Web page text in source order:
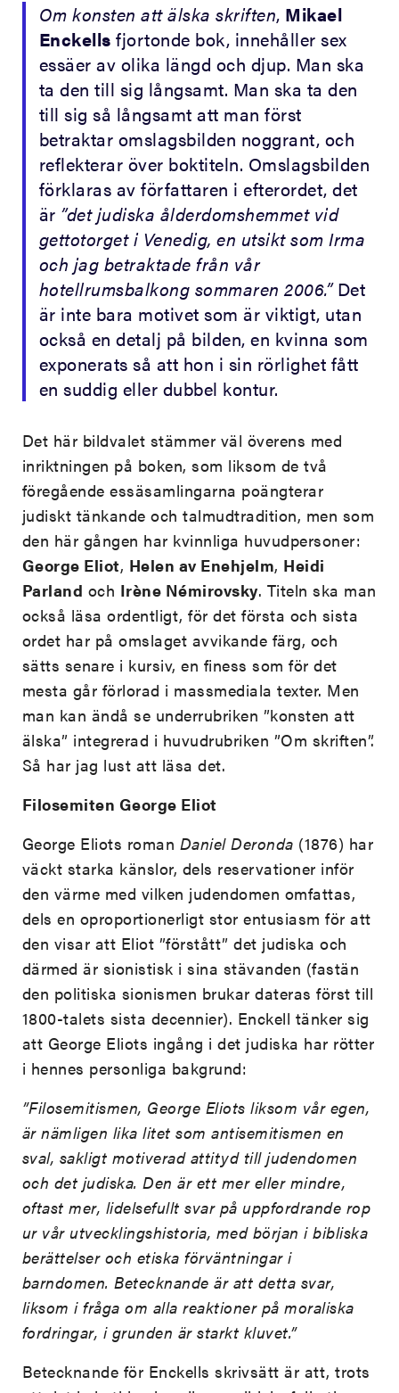
Om konsten att älska skriften, Mikael
Enckells fjortonde bok, innehåller sex
essäer av olika längd och djup. Man ska
ta den till sig långsamt. Man ska ta den
till sig så långsamt att man först
betraktar omslagsbilden noggrant, och
reflekterar över boktiteln. Omslagsbilden
förklaras av författaren i efterordet, det
är ”det judiska ålderdomshemmet vid
gettotorget i Venedig, en utsikt som Irma
och jag betraktade från vår
hotellrumsbalkong sommaren 2006.”Det
är inte bara motivet som är viktigt, utan
också en detalj på bilden, en kvinna som
exponerats så att hon i sin rörlighet fått
en suddig eller dubbel kontur.
Det här bildvalet stämmer väl överens med
inriktningen på boken, som liksom de två
föregående essäsamlingarna poängterar
judiskt tänkande och talmudtradition, men som
den här gången har kvinnliga huvudpersoner:
George Eliot, Helen av Enehjelm, Heidi
Parland och Irène Némirovsky. Titeln ska man
också läsa ordentligt, för det första och sista
ordet har på omslaget avvikande färg, och
sätts senare i kursiv, en finess som för det
mesta går förlorad i massmediala texter. Men
man kan ändå se underrubriken ”konsten att
älska” integrerad i huvudrubriken ”Om skriften”.
Så har jag lust att läsa det.
Filosemiten George Eliot
George Eliots roman Daniel Deronda (1876) har
väckt starka känslor, dels reservationer inför
den värme med vilken judendomen omfattas,
dels en oproportionerligt stor entusiasm för att
den visar att Eliot ”förstått” det judiska och
därmed är sionistisk i sina stävanden (fastän
den politiska sionismen brukar dateras först till
1800-talets sista decennier). Enckell tänker sig
att George Eliots ingång i det judiska har rötter
i hennes personliga bakgrund:
”Filosemitismen, George Eliots liksom vår egen,
är nämligen lika litet som antisemitismen en
sval, sakligt motiverad attityd till judendomen
och det judiska. Den är ett mer eller mindre,
oftast mer, lidelsefullt svar på uppfordrande rop
ur vår utvecklingshistoria, med början i bibliska
berättelser och etiska förväntningar i
barndomen. Betecknande är att detta svar,
liksom i fråga om alla reaktioner på moraliska
fordringar, i grunden är starkt kluvet.”
Betecknande för Enckells skrivsätt är att, trots